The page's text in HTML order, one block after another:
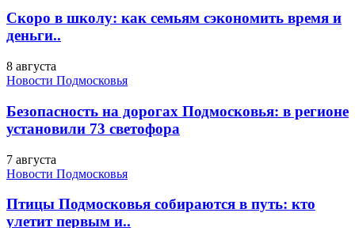
Скоро в школу: как семьям сэкономить время и
деньги..
8 августа
Новости Подмосковья
Безопасность на дорогах Подмосковья: в регионе
установили 73 светофора
7 августа
Новости Подмосковья
Птицы Подмосковья собираются в путь: кто
улетит первым и..